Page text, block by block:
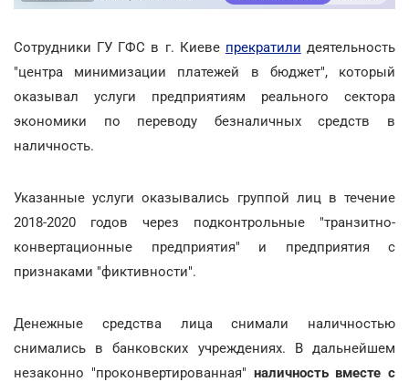
Сотрудники ГУ ГФС в г. Киеве прекратили деятельность
"центра минимизации платежей в бюджет", который
оказывал услуги предприятиям реального сектора
экономики по переводу безналичных средств в
наличность.
Указанные услуги оказывались группой лиц в течение
2018-2020 годов через подконтрольные "транзитно-
конвертационные предприятия" и предприятия с
признаками "фиктивности".
Денежные средства лица снимали наличностью
снимались в банковских учреждениях. В дальнейшем
незаконно "проконвертированная" наличность вместе с